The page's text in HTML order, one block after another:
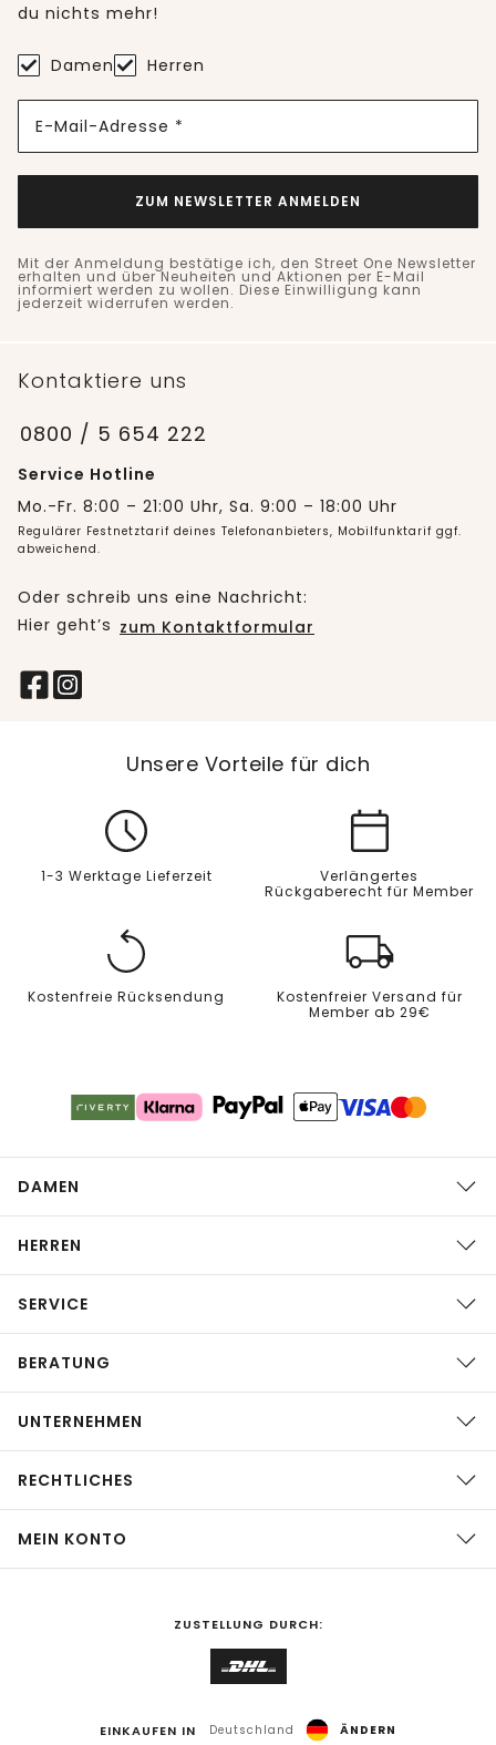
du nichts mehr!
Damen Herren
E-Mail-Adresse *
ZUM NEWSLETTER ANMELDEN
Mit der Anmeldung bestätige ich, den Street One Newsletter
erhalten und über Neuheiten und Aktionen per E-Mail
informiert werden zu wollen. Diese Einwilligung kann
jederzeit widerrufen werden.
Kontaktiere uns
0800 / 5 654 222
Service Hotline
Mo.-Fr. 8:00 – 21:00 Uhr, Sa. 9:00 – 18:00 Uhr
Regulärer Festnetztarif deines Telefonanbieters, Mobilfunktarif ggf.
abweichend.
Oder schreib uns eine Nachricht:
Hier geht’s zum Kontaktformular
Unsere Vorteile für dich
1-3 Werktage Lieferzeit
Verlängertes
Rückgaberecht für Member
Kostenfreie Rücksendung
Kostenfreier Versand für
Member ab 29€
DAMEN
HERREN
SERVICE
BERATUNG
UNTERNEHMEN
RECHTLICHES
MEIN KONTO
ZUSTELLUNG DURCH:
EINKAUFEN IN Deutschland ÄNDERN